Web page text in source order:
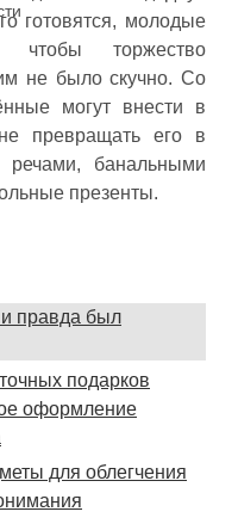
готовятся, молодые
чтобы торжество
не было скучно. Со
могут внести в
превращать его в
банальными
презенты.
и правда был
подарков
оформление
для облегчения